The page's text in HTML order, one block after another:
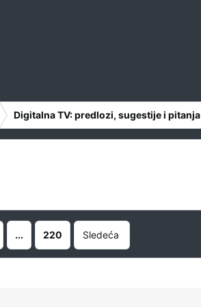
Digitalna TV: predlozi, sugestije i pitanja
... 220 Sledeća